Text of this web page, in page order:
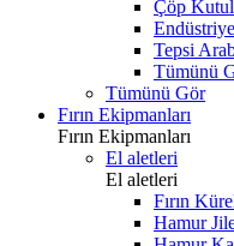
Çöp
Tepsi
Tümünü
Tümünü Gör
Fırın Ekipmanları
Fırın Ekipmanları
El aletleri
El aletleri
Fırın
Hamur